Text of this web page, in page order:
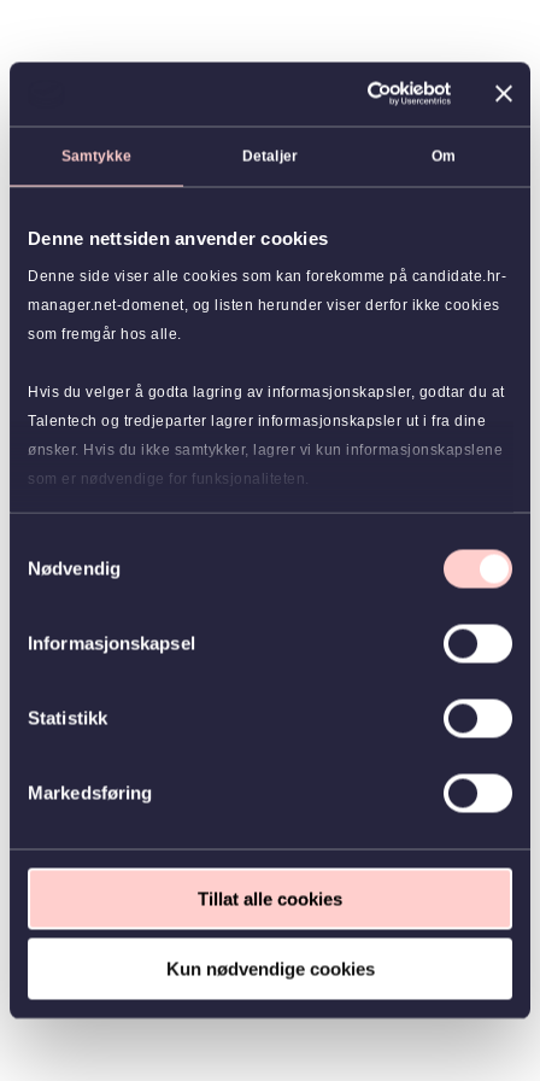
Samtykke Detaljer Om
Denne nettsiden anvender cookies
Denne side viser alle cookies som kan forekomme på candidate.hr-
manager.net-domenet, og listen herunder viser derfor ikke cookies
som fremgår hos alle.
Hvis du velger å godta lagring av informasjonskapsler, godtar du at
Talentech og tredjeparter lagrer informasjonskapsler ut i fra dine
ønsker. Hvis du ikke samtykker, lagrer vi kun informasjonskapslene
som er nødvendige for funksjonaliteten.
Nødvendig
Informasjonskapsel
Statistikk
Markedsføring
Tillat alle cookies
Kun nødvendige cookies